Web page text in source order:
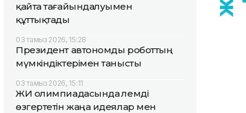
қайта тағайындалуымен
құттықтады
03 тамыз 2026, 15:28
Президент автономды роботтың
мүмкіндіктерімен танысты
03 тамыз 2026, 15:11
ЖИ олимпиадасында әлемді
өзгертетін жаңа идеялар мен